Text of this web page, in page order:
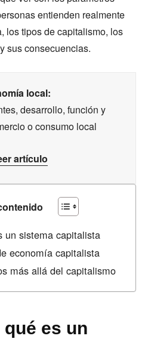
entienden realmente
los tipos de capitalismo, los
sus consecuencias.
local:
desarrollo, función y
o consumo local
artículo
un sistema capitalista
economía capitalista
más allá del capitalismo
es un